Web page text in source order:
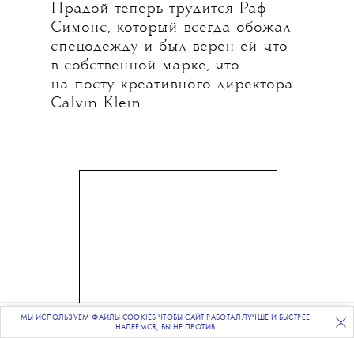
ПОДПИСЫВАЙТЕСЬНА НАШУ ВЕЧЕРНЮЮ РАССЫЛКУ
Прадой теперь трудится Раф
Симонс, который всегда обожал
спецодежду и был верен ей что
в собственной марке, что
на посту креативного директора
Calvin Klein.
МЫ ИСПОЛЬЗУЕМ ФАЙЛЫ COOKIES ЧТОБЫ САЙТ РАБОТАЛ ЛУЧШЕ И БЫСТРЕЕ.
НАДЕЕМСЯ, ВЫ НЕ ПРОТИВ.